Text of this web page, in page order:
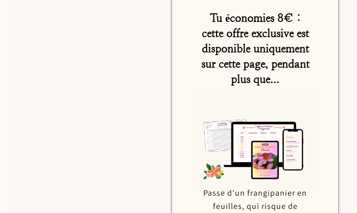
Tu économies 8€ :
cette offre exclusive est
disponible uniquement
sur cette page, pendant
plus que...
Passe d'un frangipanier en
feuilles, qui risque de